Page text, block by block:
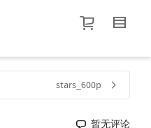
码
价格介于
牌.
stars_600p
暂无评论